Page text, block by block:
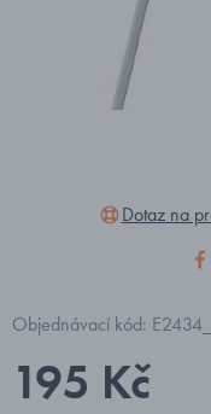
Dotaz na
Objednávací kód:
195 Kč